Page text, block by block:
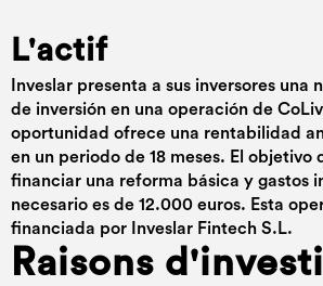
L'actif
Inveslar presenta a sus inversores una
de inversión en una operación de
oportunidad ofrece una rentabilidad
en un periodo de 18 meses. El objetivo
financiar una reforma básica y gastos
necesario es de 12.000 euros. Esta
financiada por Inveslar Fintech S.L.
Raisons